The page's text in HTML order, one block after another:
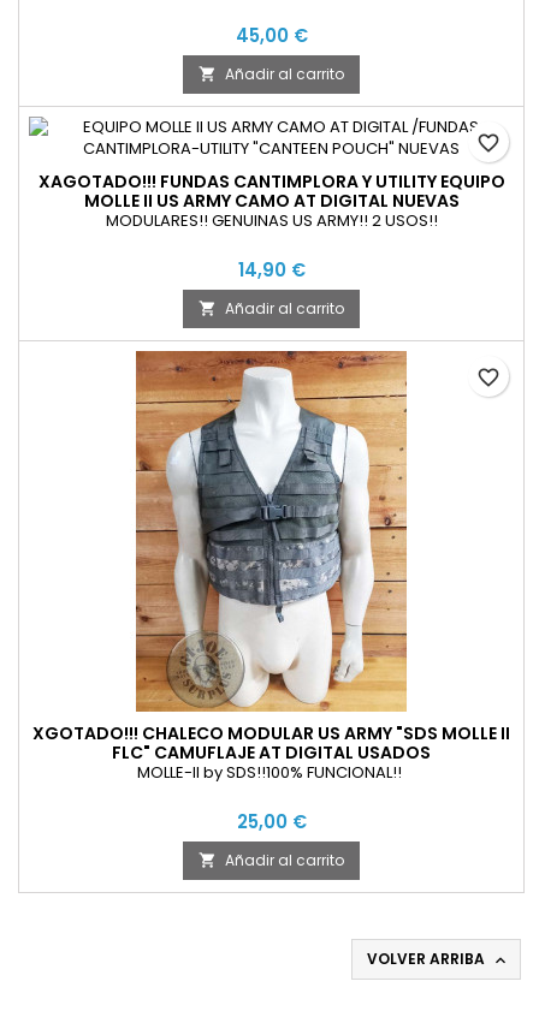
45,00 €
 Añadir al carrito
XAGOTADO!!! FUNDAS CANTIMPLORA Y UTILITY EQUIPO
MOLLE II US ARMY CAMO AT DIGITAL NUEVAS
MODULARES!! GENUINAS US ARMY!! 2 USOS!!
14,90 €
 Añadir al carrito
favorite_border
XGOTADO!!! CHALECO MODULAR US ARMY "SDS MOLLE II
FLC" CAMUFLAJE AT DIGITAL USADOS
MOLLE-II by SDS!!100% FUNCIONAL!!
25,00 €
 Añadir al carrito
favorite_border
VOLVER ARRIBA 